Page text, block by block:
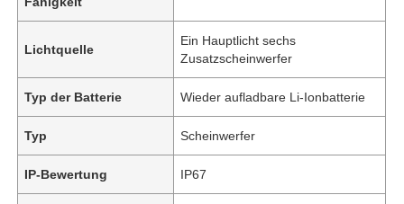
Lichtquelle
Ein Hauptlicht sechs
Zusatzscheinwerfer
Typ der Batterie Wieder aufladbare Li-Ionbatterie
Typ Scheinwerfer
IP-Bewertung IP67